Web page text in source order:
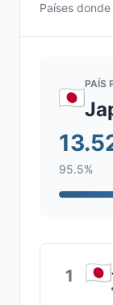
Países
PAÍS
95.5%
1